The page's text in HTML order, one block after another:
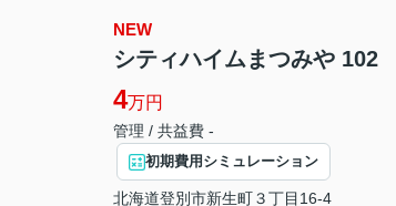
NEW
シティハイムまつみや 102
4万円
管理 / 共益費 -
初期費用シミュレーション
北海道登別市新生町３丁目16-4